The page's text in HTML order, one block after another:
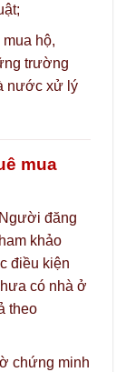
hộ,
trường
nước xử lý
mua
Người đăng
khảo
điều kiện
có nhà ở
theo
chứng minh